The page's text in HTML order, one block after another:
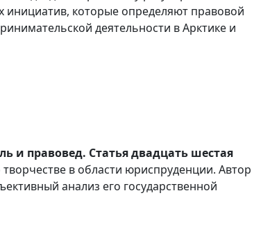
инициатив, которые определяют правовой
деятельности в Арктике и
и правовед. Статья двадцать шестая
в области юриспруденции. Автор
анализ его государственной